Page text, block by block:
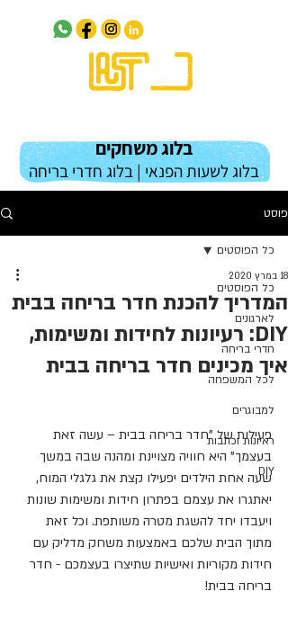
בלוג משחקים
בלוג לשעות הפנאי | בלוג חדרי בריחה
פוסט
כל הפוסטים
לארגונים
חדרי בריחה
לכל המשפחה
למבוגרים
ראיונות וכתבות
DIY
כל הפוסטים
המדריך להכנת חדר בריחה בבית
DIY: רעיונות לחידות ומשימות,
איך מכינים חדר בריחה בבית
18 במרץ 2020
פעילות של "חדר בריחה בבית – עשה זאת
בעצמך" היא חוויה מצויינת ומהנה שבה במשך
שעה אחת הילדים יפעילו קצת את גלגלי המוח,
יאתגרו את עצמם בפתרון חידות ומשימות שונות
ויעבדו יחד להשגת מטרה משותפת. וכל זאת
מתוך הבית שלכם באמצעות משחק מדליק עם
חידות מקוריות ואישיות שתיצרו בעצמכם - חדר
בריחה בבית!